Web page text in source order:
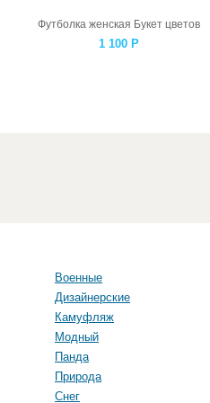
Футболка женская Букет цветов
1 100 Р
Военные
Дизайнерские
Камуфляж
Модный
Панда
Природа
Снег